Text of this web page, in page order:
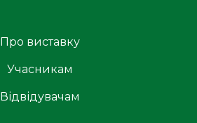
Про виставку
Учасникам
Відвідувачам